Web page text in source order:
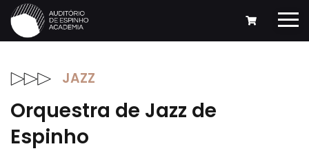
JAZZ
Orquestra de Jazz de
Espinho